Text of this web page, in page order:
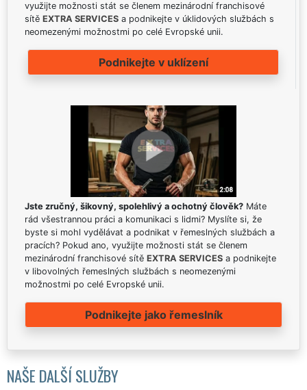
využijte možnosti stát se členem mezinárodní franchisové
sítě EXTRA SERVICES a podnikejte v úklidových službách s
neomezenými možnostmi po celé Evropské unii.
Podnikejte v uklízení
Jste zručný, šikovný, spolehlivý a ochotný člověk? Máte
rád všestrannou práci a komunikaci s lidmi? Myslíte si, že
byste si mohl vydělávat a podnikat v řemeslných službách a
pracích? Pokud ano, využijte možnosti stát se členem
mezinárodní franchisové sítě EXTRA SERVICES a podnikejte
v libovolných řemeslných službách s neomezenými
možnostmi po celé Evropské unii.
Podnikejte jako řemeslník
NAŠE DALŠÍ SLUŽBY